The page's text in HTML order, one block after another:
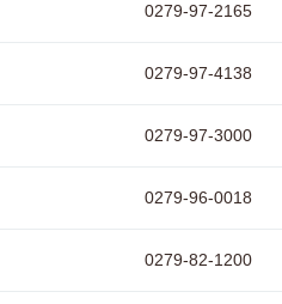
0279-97-2165
0279-97-4138
0279-97-3000
0279-96-0018
0279-82-1200